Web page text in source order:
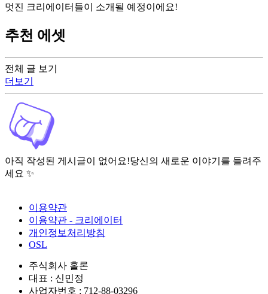
전체 글 보기
더보기
아직 작성된 게시글이 없어요!당신의 새로운 이야기를 들려주
세요 ✨
멋진 크리에이터들이 소개될 예정이에요!
추천 에셋
이용약관
이용약관 - 크리에이터
개인정보처리방침
OSL
주식회사 홀론
대표 : 신민정
사업자번호 : 712-88-03296